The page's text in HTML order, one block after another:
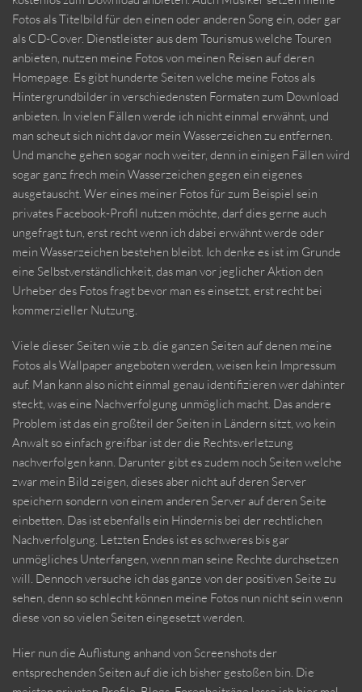
Fotos als Titelbild für den einen oder anderen Song ein, oder gar
als CD-Cover. Dienstleister aus dem Tourismus welche Touren
anbieten, nutzen meine Fotos von meinen Reisen auf deren
Homepage. Es gibt hunderte Seiten welche meine Fotos als
Hintergrundbilder in verschiedensten Formaten zum Download
anbieten. In vielen Fällen werde ich nicht einmal erwähnt, und
man scheut sich nicht davor mein Wasserzeichen zu entfernen.
Und manche gehen sogar noch weiter, denn in einigen Fällen wird
sogar ganz frech mein Wasserzeichen gegen ein eigenes
ausgetauscht. Wer eines meiner Fotos für zum Beispiel sein
privates Facebook-Profil nutzen möchte, darf dies gerne auch
ungefragt tun, erst recht wenn ich dabei erwähnt werde oder
mein Wasserzeichen bestehen bleibt. Ich denke es ist im Grunde
eine Selbstverständlichkeit, das man vor jeglicher Aktion den
Urheber des Fotos fragt bevor man es einsetzt, erst recht bei
kommerzieller Nutzung.
Viele dieser Seiten wie z.b. die ganzen Seiten auf denen meine
Fotos als Wallpaper angeboten werden, weisen kein Impressum
auf. Man kann also nicht einmal genau identifizieren wer dahinter
steckt, was eine Nachverfolgung unmöglich macht. Das andere
Problem ist das ein großteil der Seiten in Ländern sitzt, wo kein
Anwalt so einfach greifbar ist der die Rechtsverletzung
nachverfolgen kann. Darunter gibt es zudem noch Seiten welche
zwar mein Bild zeigen, dieses aber nicht auf deren Server
speichern sondern von einem anderen Server auf deren Seite
einbetten. Das ist ebenfalls ein Hindernis bei der rechtlichen
Nachverfolgung. Letzten Endes ist es schweres bis gar
unmögliches Unterfangen, wenn man seine Rechte durchsetzen
will. Dennoch versuche ich das ganze von der positiven Seite zu
sehen, denn so schlecht können meine Fotos nun nicht sein wenn
diese von so vielen Seiten eingesetzt werden.
Hier nun die Auflistung anhand von Screenshots der
entsprechenden Seiten auf die ich bisher gestoßen bin. Die